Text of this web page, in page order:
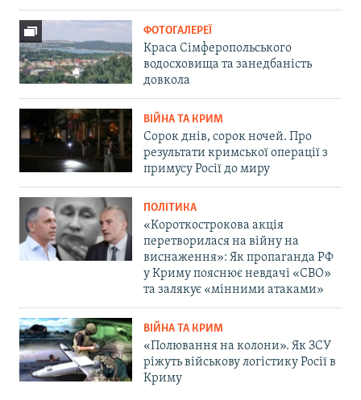
ФОТОГАЛЕРЕЇ
Краса Сімферопольського
водосховища та занедбаність
довкола
ВІЙНА ТА КРИМ
Сорок днів, сорок ночей. Про
результати кримської операції з
примусу Росії до миру
ПОЛІТИКА
«Короткострокова акція
перетворилася на війну на
виснаження»: Як пропаганда РФ
у Криму пояснює невдачі «СВО»
та залякує «мінними атаками»
ВІЙНА ТА КРИМ
«Полювання на колони». Як ЗСУ
ріжуть військову логістику Росії в
Криму